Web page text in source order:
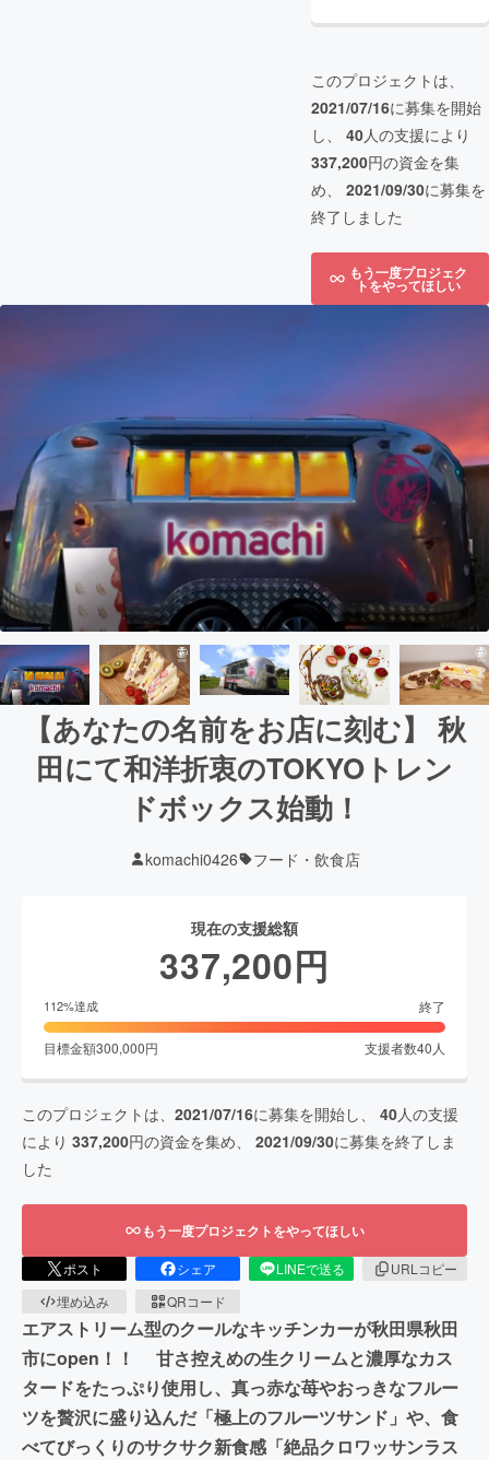
このプロジェクトは、
2021/07/16に募集を開始
し、 40人の支援により
337,200円の資金を集
め、 2021/09/30に募集を
終了しました
もう一度プロジェク
トをやってほしい
【あなたの名前をお店に刻む】 秋
田にて和洋折衷のTOKYOトレン
ドボックス始動！
komachi0426 フード・飲食店
現在の支援総額
337,200円
112%達成 終了
目標金額300,000円 支援者数40 人
このプロジェクトは、 2021/07/16に募集を開始し、 40人の支援
により 337,200円の資金を集め、 2021/09/30に募集を終了しま
した
もう一度プロジェクトをやってほしい
ポスト シェア LINEで送る
URLコピー
埋め込み
QRコード
エアストリーム型のクールなキッチンカーが秋田県秋田
市にopen！！ 甘さ控えめの生クリームと濃厚なカス
タードをたっぷり使用し、真っ赤な苺やおっきなフルー
ツを贅沢に盛り込んだ「極上のフルーツサンド」や、食
べてびっくりのサクサク新食感「絶品クロワッサンラス